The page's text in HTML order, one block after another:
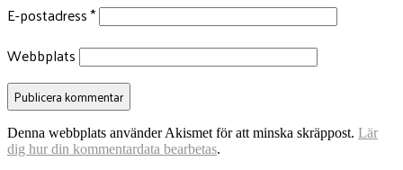
E-postadress*
Webbplats
Denna webbplats använder Akismet för att minska skräppost. Lär
dig hur din kommentardata bearbetas.